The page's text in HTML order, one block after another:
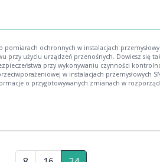
ochronnych w instalacjach
przy użyciu urządzeń przenośnych. Dowiesz się
przy wykonywaniu czynności
w instalacjach przemysłowych
o przygotowywanych zmianach w